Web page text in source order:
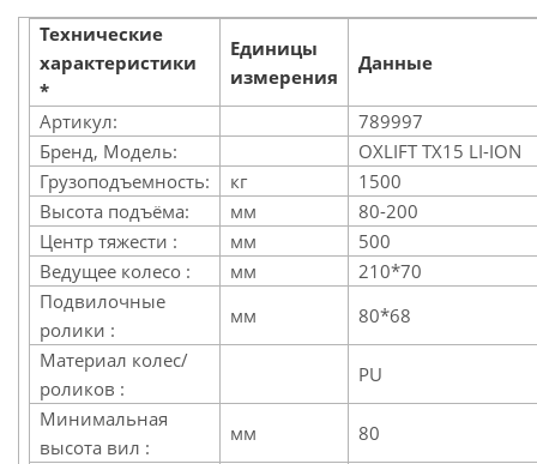
Технические
характеристики
*
Единицы
измерения
Данные
Артикул:
789997
Бренд, Модель:
OXLIFT TX15 LI-ION
Грузоподъемность:
кг
1500
Высота подъёма:
мм
80-200
Центр тяжести :
мм
500
Ведущее колесо :
мм
210*70
Подвилочные
ролики :
мм
80*68
Материал колес/
роликов :
PU
Минимальная
высота вил :
мм
80